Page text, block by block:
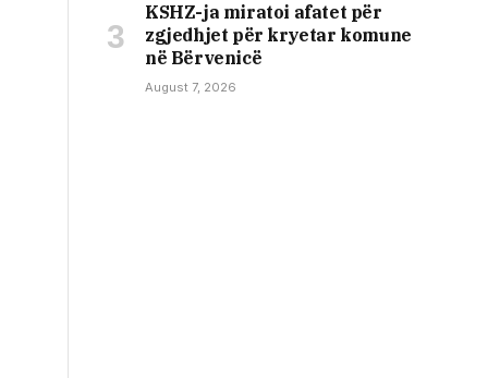
KSHZ-ja miratoi afatet për
zgjedhjet për kryetar komune
në Bërvenicë
August 7, 2026